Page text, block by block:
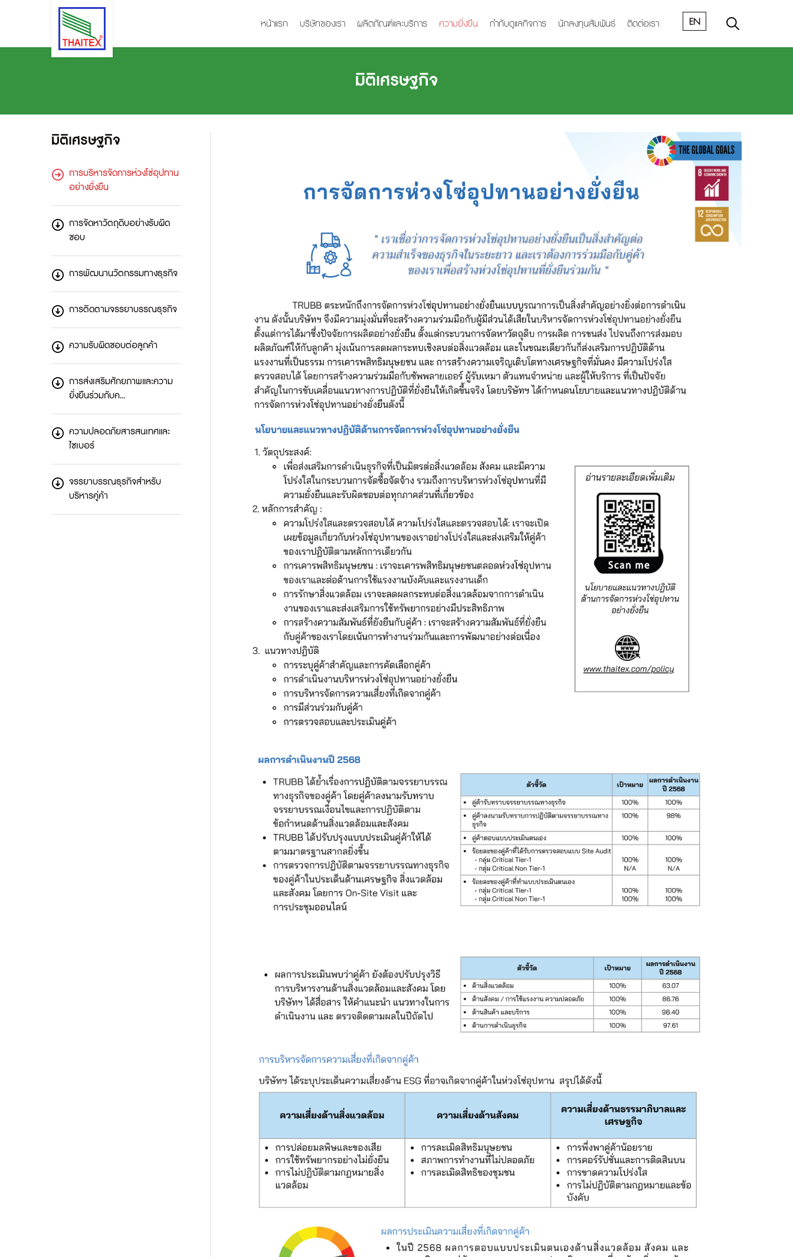
หน้าแรก บริษัทของเรา ผลิตภัณฑ์และบริการ ความยั่งยืน กำกับดูแลกิจการ นักลงทุนสัมพันธ์ ติดต่อเรา EN
มิติเศรษฐกิจ
มิติเศรษฐกิจ
การบริหารจัดการห่วงโซ่อุปทาน
อย่างยั่งยืน
การจัดหาวัตถุดิบอย่างรับผิด
ชอบ
การพัฒนานวัตกรรมทางธุรกิจ
การติดตามจรรยาบรรณธุรกิจ
ความรับผิดชอบต่อลูกค้า
การส่งเสริมศักยภาพและความ
ยั่งยืนร่วมกับค…
ความปลอดภัยสารสนเทศและ
ไซเบอร์
จรรยาบรรณธุรกิจสำหรับ
บริหารคู่ค้า